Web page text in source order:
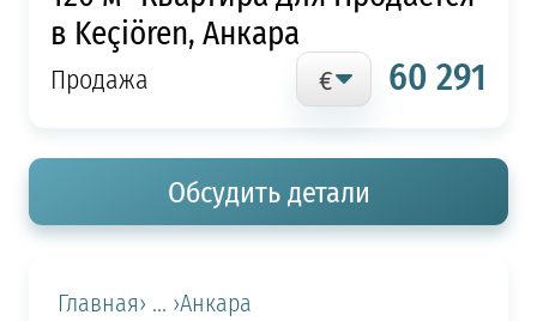
в Keçiören, Анкара
Продажа 60 291
Обсудить детали
Главная› ... ›Анкара